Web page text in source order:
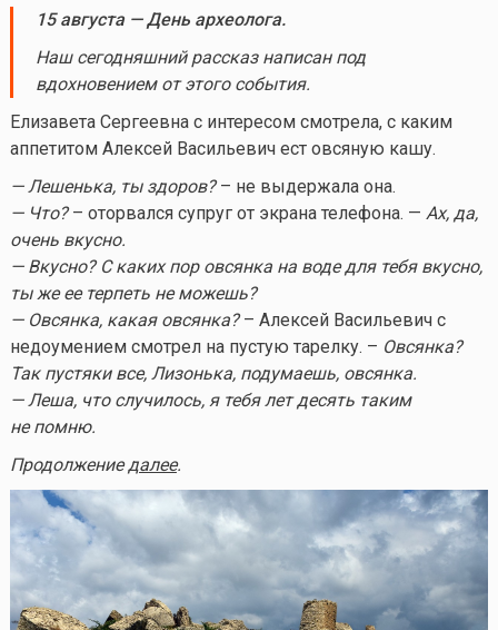
15 августа — День археолога.
Наш сегодняшний рассказ написан под
вдохновением от этого события.
Елизавета Сергеевна с интересом смотрела, с каким
аппетитом Алексей Васильевич ест овсяную кашу.
— Лешенька, ты здоров?– не выдержала она.
— Что?– оторвался супруг от экрана телефона. — Ах, да,
очень вкусно.
— Вкусно? С каких пор овсянка на воде для тебя вкусно,
ты же ее терпеть не можешь?
— Овсянка, какая овсянка?– Алексей Васильевич с
недоумением смотрел на пустую тарелку. – Овсянка?
Так пустяки все, Лизонька, подумаешь, овсянка.
— Леша, что случилось, я тебя лет десять таким
не помню.
Продолжениедалее.